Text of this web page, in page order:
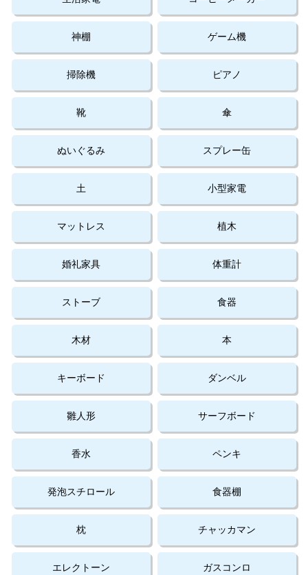
神棚 ゲーム機
掃除機 ピアノ
靴 傘
ぬいぐるみ スプレー缶
土 小型家電
マットレス 植木
婚礼家具 体重計
ストーブ 食器
木材 本
キーボード ダンベル
雛人形 サーフボード
香水 ペンキ
発泡スチロール 食器棚
枕 チャッカマン
エレクトーン ガスコンロ